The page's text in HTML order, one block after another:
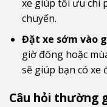
xe giúp tối ưu chi
chuyến.
Đặt xe sớm vào
giờ đông hoặc
sẽ giúp bạn có xe
Câu hỏi thường